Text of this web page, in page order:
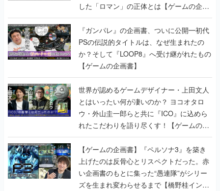
した「ロマン」の正体とは【ゲームの企画
書】
『ガンパレ』の企画書、ついに公開━初代
PSの伝説的タイトルは、なぜ生まれたの
か？そして『LOOP8』へ受け継がれたもの
【ゲームの企画書】
世界が認めるゲームデザイナー・上田文人
とはいったい何が凄いのか？ ヨコオタロ
ウ・外山圭一郎らと共に『ICO』に込めら
れたこだわりを語り尽くす！【ゲームの企
画書】
【ゲームの企画書】『ペルソナ3』を築き
上げたのは反骨心とリスペクトだった。赤
い企画書のもとに集った“愚連隊”がシリー
ズを生まれ変わらせるまで【橋野桂インタ